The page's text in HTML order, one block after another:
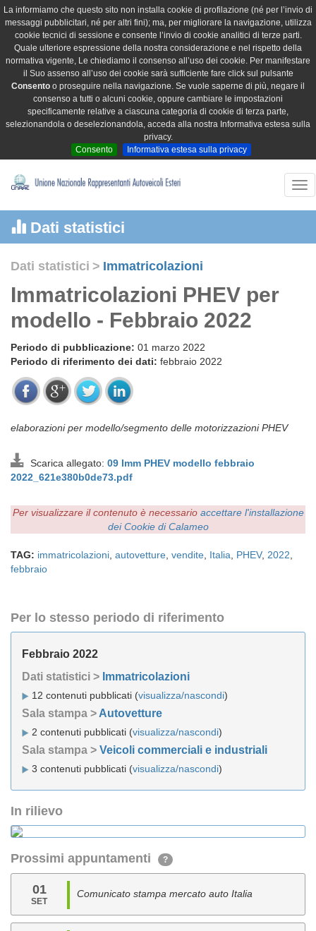
La informiamo che questo sito non installa cookie di profilazione (né per l’invio di
messaggi pubblicitari, né per altri fini); ma, per migliorare la navigazione, utilizza
cookie tecnici di sessione e consente l’invio di cookie analitici di terze parti.
Quale ulteriore espressione della nostra considerazione e nel rispetto della
normativa vigente, Le chiediamo il consenso all’uso dei cookie. Per manifestare
il Suo assenso all’uso dei cookie sarà sufficiente fare click sul pulsante
Consento o proseguire nella navigazione. Se vuole saperne di più, negare il
consenso a tutti o alcuni cookie, oppure cambiare le impostazioni
specificamente relative a ciascuna categoria di cookie di terza parte,
selezionandola o deselezionandola, acceda alla nostra Informativa estesa sulla
privacy.
Consento
Informativa estesa sulla privacy
Dati statistici
Dati statistici > Immatricolazioni
Immatricolazioni PHEV per
modello - Febbraio 2022
Periodo di pubblicazione: 01 marzo 2022
Periodo di riferimento dei dati: febbraio 2022
elaborazioni per modello/segmento delle motorizzazioni PHEV
Scarica allegato: 09 Imm PHEV modello febbraio
2022_621e380b0de73.pdf
Per visualizzare il contenuto è necessario accettare l'installazione
dei Cookie di Calameo
TAG: immatricolazioni autovetture vendite Italia PHEV, 2022
febbraio
Per lo stesso periodo di riferimento
Febbraio 2022
Dati statistici > Immatricolazioni
12 contenuti pubblicati (visualizza/nascondi)
Sala stampa > Autovetture
2 contenuti pubblicati (visualizza/nascondi)
Sala stampa > Veicoli commerciali e industriali
3 contenuti pubblicati (visualizza/nascondi)
In rilievo
Prossimi appuntamenti ?
01
SET
Comunicato stampa mercato auto Italia